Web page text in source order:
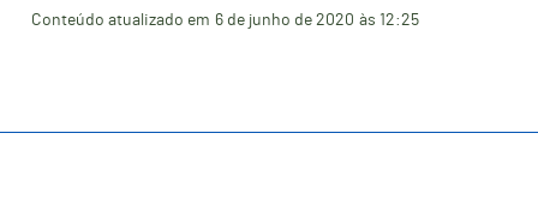
Conteúdo atualizado em 6 de junho de 2020 às 12:25